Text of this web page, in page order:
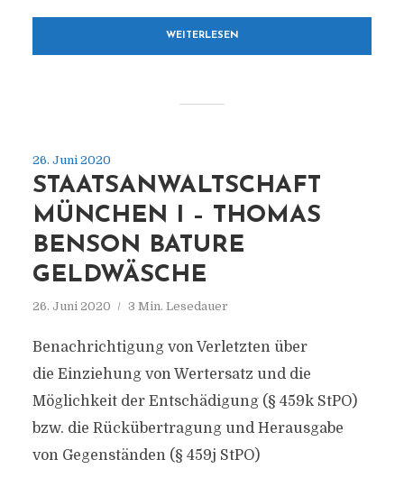
WEITERLESEN
26. Juni 2020
STAATSANWALTSCHAFT
MÜNCHEN I – THOMAS
BENSON BATURE
GELDWÄSCHE
26. Juni 2020 3 Min. Lesedauer
Benachrichtigung von Verletzten über
die Einziehung von Wertersatz und die
Möglichkeit der Entschädigung (§ 459k StPO)
bzw. die Rückübertragung und Herausgabe
von Gegenständen (§ 459j StPO)